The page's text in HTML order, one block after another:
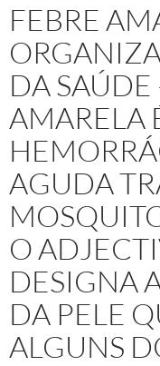
FEBRE
DA SAÚDE
AMARELA
AGUDA
O
DESIGNA
DA PELE
ALGUNS